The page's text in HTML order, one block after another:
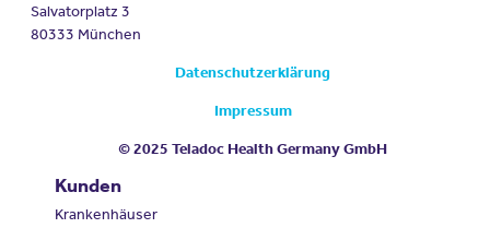
Salvatorplatz 3
80333 München
Datenschutzerklärung
Impressum
© 2025 Teladoc Health Germany GmbH
Kunden
Krankenhäuser